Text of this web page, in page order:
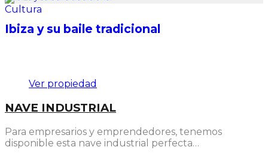
Cultura
Ibiza y su baile tradicional
Ver propiedad
NAVE INDUSTRIAL
Para empresarios y emprendedores, tenemos
disponible esta nave industrial perfecta…